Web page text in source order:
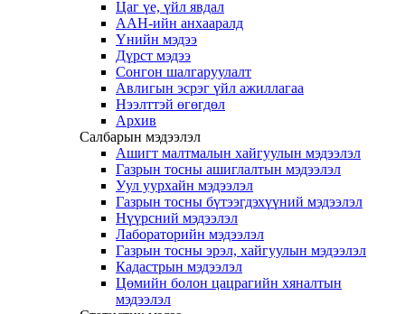
Цаг үе, үйл явдал
ААН-ийн анхааралд
Үнийн мэдээ
Дүрст мэдээ
Сонгон шалгаруулалт
Авлигын эсрэг үйл ажиллагаа
Нээлттэй өгөгдөл
Архив
Салбарын мэдээлэл
Ашигт малтмалын хайгуулын мэдээлэл
Газрын тосны ашиглалтын мэдээлэл
Уул уурхайн мэдээлэл
Газрын тосны бүтээгдэхүүний мэдээлэл
Нүүрсний мэдээлэл
Лабораторийн мэдээлэл
Газрын тосны эрэл, хайгуулын мэдээлэл
Кадастрын мэдээлэл
Цөмийн болон цацрагийн хяналтын
мэдээлэл